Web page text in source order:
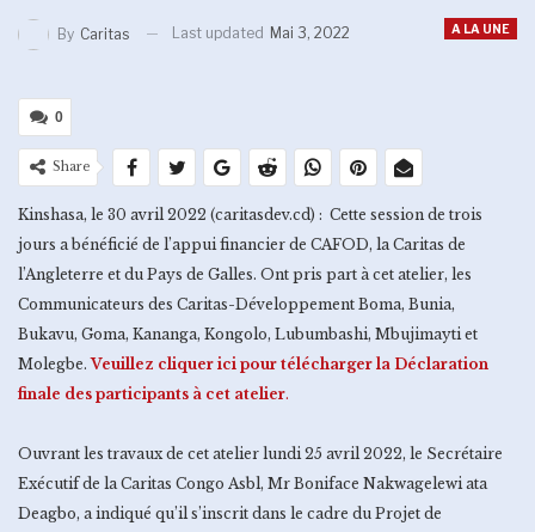
A LA UNE
By Caritas Last updated Mai 3, 2022
0
Share
Kinshasa, le 30 avril 2022 (caritasdev.cd) : Cette session de trois
jours a bénéficié de l’appui financier de CAFOD, la Caritas de
l’Angleterre et du Pays de Galles. Ont pris part à cet atelier, les
Communicateurs des Caritas-Développement Boma, Bunia,
Bukavu, Goma, Kananga, Kongolo, Lubumbashi, Mbujimayti et
Molegbe.Veuillez cliquer ici pour télécharger la Déclaration
finale des participants à cet atelier.
Ouvrant les travaux de cet atelier lundi 25 avril 2022, le Secrétaire
Exécutif de la Caritas Congo Asbl, Mr Boniface Nakwagelewi ata
Deagbo, a indiqué qu’il s’inscrit dans le cadre du Projet de